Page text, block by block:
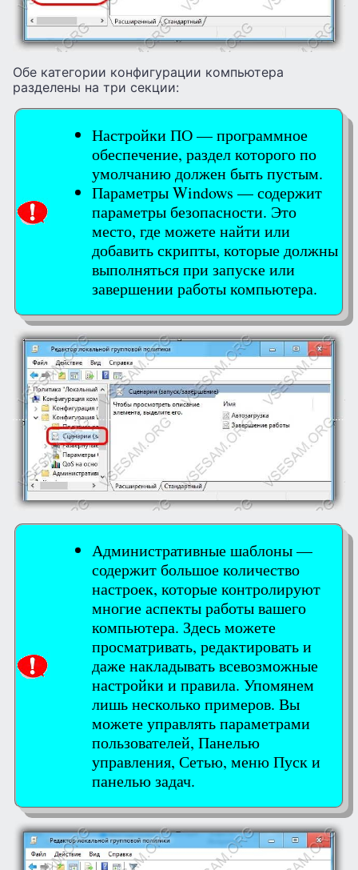
Обе категории конфигурации компьютера
разделены на три секции:
Настройки ПО — программное
обеспечение, раздел которого по
умолчанию должен быть пустым.
Параметры Windows — содержит
параметры безопасности. Это
место, где можете найти или
добавить скрипты, которые должны
выполняться при запуске или
завершении работы компьютера.
Административные шаблоны —
содержит большое количество
настроек, которые контролируют
многие аспекты работы вашего
компьютера. Здесь можете
просматривать, редактировать и
даже накладывать всевозможные
настройки и правила. Упомянем
лишь несколько примеров. Вы
можете управлять параметрами
пользователей, Панелью
управления, Сетью, меню Пуск и
панелью задач.